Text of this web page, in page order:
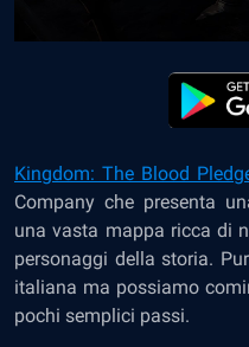
Kingdom: The Blood
Company che presenta
una vasta mappa ricca di
personaggi della storia.
italiana ma possiamo
pochi semplici passi.